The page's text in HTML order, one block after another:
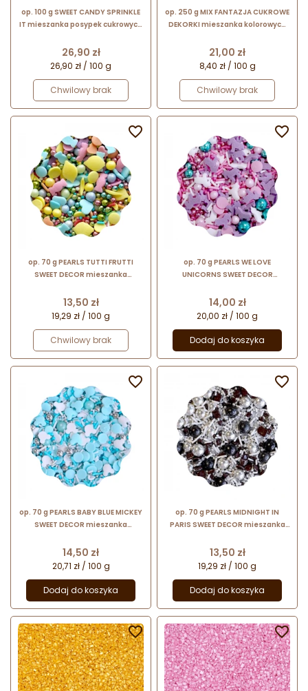
op. 100 g SWEET CANDY SPRINKLE
IT mieszanka posypek cukrowych
dekoracji spożywczych
Cena
26,90 zł
26,90 zł / 100 g
Chwilowy brak
op. 250 g MIX FANTAZJA CUKROWE
DEKORKI mieszanka kolorowych
Cena
21,00 zł
8,40 zł / 100 g
Chwilowy brak
op. 70 g PEARLS TUTTI FRUTTI
SWEET DECOR mieszanka
Cena
13,50 zł
19,29 zł / 100 g
Chwilowy brak

op. 70 g PEARLS WE LOVE
UNICORNS SWEET DECOR
cukrowych
Cena
14,00 zł
20,00 zł / 100 g
Dodaj do koszyka

op. 70 g PEARLS BABY BLUE MICKEY
SWEET DECOR mieszanka
Cena
14,50 zł
20,71 zł / 100 g
Dodaj do koszyka

op. 70 g PEARLS MIDNIGHT IN
PARIS SWEET DECOR mieszanka
Cena
13,50 zł
19,29 zł / 100 g
Dodaj do koszyka

 